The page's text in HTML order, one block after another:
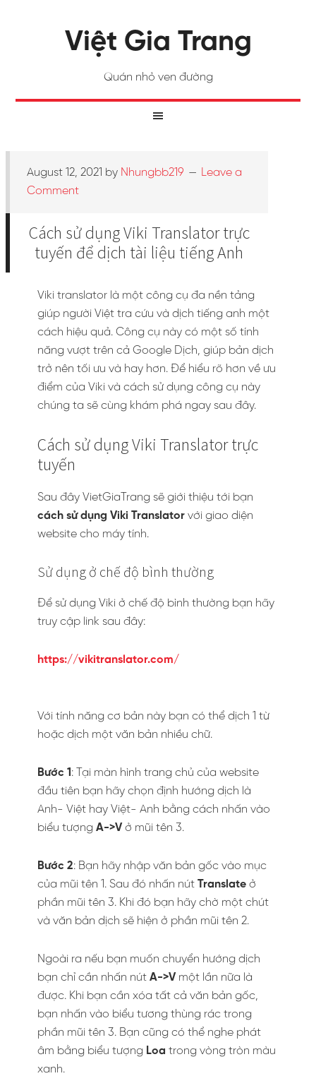
Việt Gia Trang
Quán nhỏ ven đường
August 12, 2021 by Nhungbb219
Leave a
Comment
Cách sử dụng Viki Translator trực
tuyến để dịch tài liệu tiếng Anh
Viki translator là một công cụ đa nền tảng
giúp người Việt tra cứu và dịch tiếng anh một
cách hiệu quả. Công cụ này có một số tính
năng vượt trên cả Google Dịch, giúp bản dịch
trở nên tối ưu và hay hơn. Để hiểu rõ hơn về ưu
điểm của Viki và cách sử dụng công cụ này
chúng ta sẽ cùng khám phá ngay sau đây.
Cách sử dụng Viki Translator trực
tuyến
Sau đây VietGiaTrang sẽ giới thiệu tới bạn
cách sử dụng Viki Translator với giao diện
website cho máy tính.
Sử dụng ở chế độ bình thường
Để sử dụng Viki ở chế độ bình thường bạn hãy
truy cập link sau đây:
https://vikitranslator.com/
Với tính năng cơ bản này bạn có thể dịch 1 từ
hoặc dịch một văn bản nhiều chữ.
Bước 1 : Tại màn hình trang chủ của website
đầu tiên bạn hãy chọn định hướng dịch là
Anh- Việt hay Việt- Anh bằng cách nhấn vào
biểu tượng A->V ở mũi tên 3.
Bước 2: Bạn hãy nhập văn bản gốc vào mục
của mũi tên 1. Sau đó nhấn nút Translate ở
phần mũi tên 3. Khi đó bạn hãy chờ một chút
và văn bản dịch sẽ hiện ở phần mũi tên 2.
Ngoài ra nếu bạn muốn chuyển hướng dịch
bạn chỉ cần nhấn nút A->V một lần nữa là
được. Khi bạn cần xóa tất cả văn bản gốc,
bạn nhấn vào biểu tương thùng rác trong
phần mũi tên 3. Bạn cũng có thể nghe phát
âm bằng biểu tượng Loa trong vòng tròn màu
xanh.